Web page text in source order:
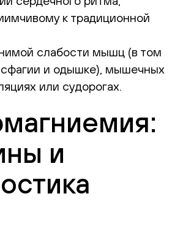
к традиционной
слабости мышц (в том
и одышке), мышечных
или судорогах.
и